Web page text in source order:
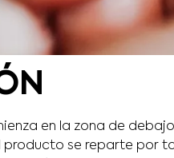
en la zona de
producto se reparte por